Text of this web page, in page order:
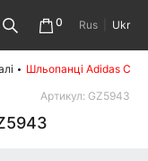
0 Rus Ukr
Шльопанці Adidas
Артикул: GZ5943